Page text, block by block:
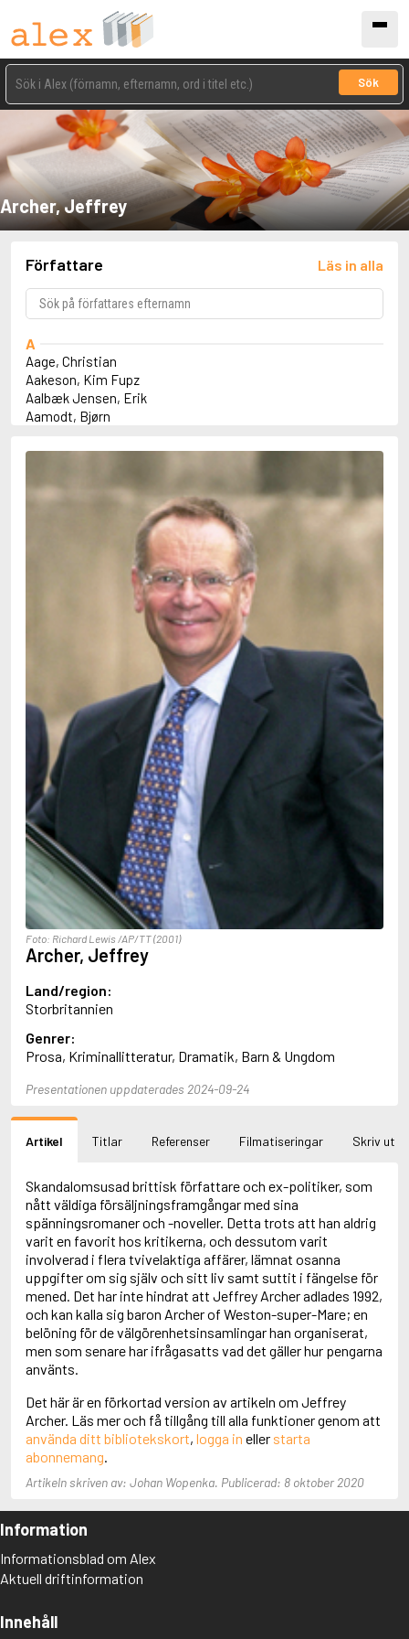
Sök
Archer, Jeffrey
Författare Läs in alla
A
Aage, Christian
Aakeson, Kim Fupz
Aalbæk Jensen, Erik
Aamodt, Bjørn
Abbey, Kieran
Abbott, John
Abdel-Fattah, Randa
Abrahams, Peter (f. 1919)
Abrahams, Peter (f. 1947)
Abrahamson, Emmy
Abse, Dannie
Abu-Jaber, Diana
Abulhawa, Susan
Aburas, Lone
Achebe, Chinua
Achmatova, Anna
Aciman, André
Ackebo, Lena
Acker, Kathy
Ackroyd, Peter
Adam de la Halle
Adamov, Arthur
Adams, Douglas
Adams, Herbert
Adams, Jane
Adams, Richard
Adbåge, Emma
Adbåge, Lisen
Adelborg, Ottilia
Adiga, Aravind
Adnan, Etel
Adolfsson, Evert
Adolfsson, Gunnar
Adolfsson, Josefine
Adolfsson, Maria
Adolphsen, Peter
Foto: Richard Lewis /AP/TT (2001)
Archer, Jeffrey
Land/region:
Storbritannien
Genrer:
Prosa, Kriminallitteratur, Dramatik, Barn & Ungdom
Presentationen uppdaterades 2024-09-24
Artikel Titlar Referenser Filmatiseringar Skriv ut
Skandalomsusad brittisk författare och ex-politiker, som
nått väldiga försäljningsframgångar med sina
spänningsromaner och -noveller. Detta trots att han aldrig
varit en favorit hos kritikerna, och dessutom varit
involverad i flera tvivelaktiga affärer, lämnat osanna
uppgifter om sig själv och sitt liv samt suttit i fängelse för
mened. Det har inte hindrat att Jeffrey Archer adlades 1992,
och kan kalla sig baron Archer of Weston-super-Mare; en
belöning för de välgörenhetsinsamlingar han organiserat,
men som senare har ifrågasatts vad det gäller hur pengarna
använts.
Det här är en förkortad version av artikeln om Jeffrey
Archer. Läs mer och få tillgång till alla funktioner genom att
använda ditt bibliotekskort, logga in eller starta
abonnemang
Artikeln skriven av: Johan Wopenka. Publicerad: 8 oktober 2020
Information
Informationsblad om Alex
Aktuell driftinformation
Innehåll